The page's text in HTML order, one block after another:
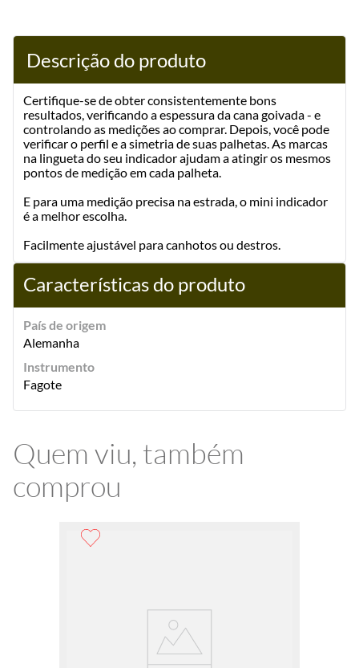
Descrição do produto
Certifique-se de obter consistentemente bons
resultados, verificando a espessura da cana goivada - e
controlando as medições ao comprar. Depois, você pode
verificar o perfil e a simetria de suas palhetas. As marcas
na lingueta do seu indicador ajudam a atingir os mesmos
pontos de medição em cada palheta.
E para uma medição precisa na estrada, o mini indicador
é a melhor escolha.
Facilmente ajustável para canhotos ou destros.
Características do produto
País de origem
Alemanha
Instrumento
Fagote
Quem viu, também
comprou